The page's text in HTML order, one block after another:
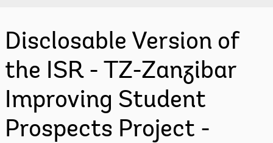
Disclosable Version of
the ISR - TZ-Zanzibar
Improving Student
Prospects Project -